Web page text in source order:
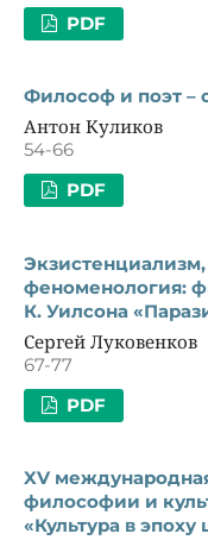
PDF
Философ и поэт –
Антон Куликов
54-66
PDF
феноменология:
К. Уилсона
Сергей Луковенков
67-77
PDF
XV
философии и
«Культура в